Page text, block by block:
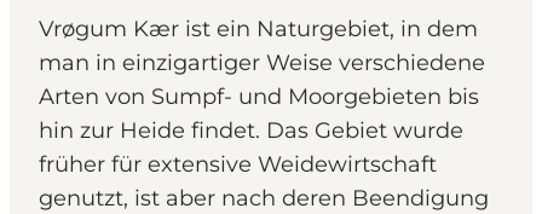
Vrøgum Kær ist ein Naturgebiet, in dem
man in einzigartiger Weise verschiedene
Arten von Sumpf- und Moorgebieten bis
hin zur Heide findet. Das Gebiet wurde
früher für extensive Weidewirtschaft
genutzt, ist aber nach deren Beendigung